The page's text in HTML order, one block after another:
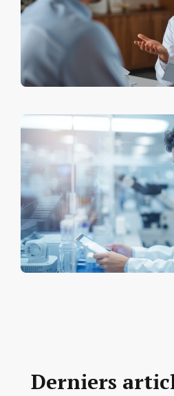
Derniers